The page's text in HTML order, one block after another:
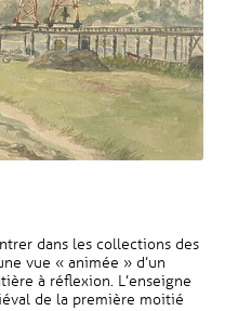
dans les collections des
vue « animée » d’un
à réflexion. L’enseigne
de la première moitié